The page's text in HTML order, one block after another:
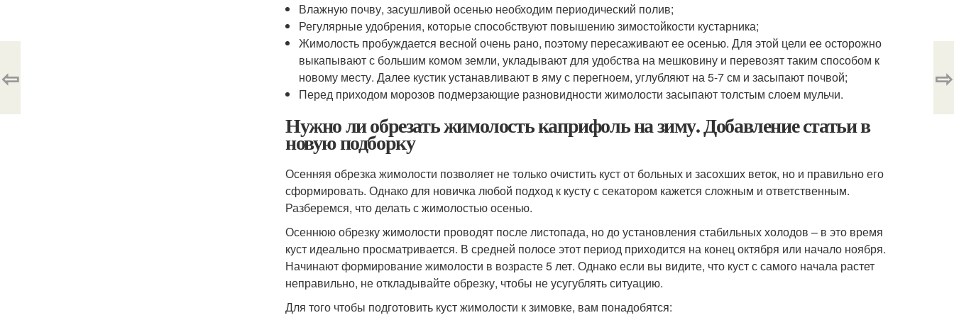
Влажную почву, засушливой осенью необходим периодический полив;
Регулярные удобрения, которые способствуют повышению зимостойкости кустарника;
Жимолость пробуждается весной очень рано, поэтому пересаживают ее осенью. Для этой цели ее осторожно
выкапывают с большим комом земли, укладывают для удобства на мешковину и перевозят таким способом к
новому месту. Далее кустик устанавливают в яму с перегноем, углубляют на 5-7 см и засыпают почвой;
Перед приходом морозов подмерзающие разновидности жимолости засыпают толстым слоем мульчи.
Нужно ли обрезать жимолость каприфоль на зиму. Добавление статьи в
новую подборку
Осенняя обрезка жимолости позволяет не только очистить куст от больных и засохших веток, но и правильно его
сформировать. Однако для новичка любой подход к кусту с секатором кажется сложным и ответственным.
Разберемся, что делать с жимолостью осенью.
Осеннюю обрезку жимолости проводят после листопада, но до установления стабильных холодов – в это время
куст идеально просматривается. В средней полосе этот период приходится на конец октября или начало ноября.
Начинают формирование жимолости в возрасте 5 лет. Однако если вы видите, что куст с самого начала растет
неправильно, не откладывайте обрезку, чтобы не усугублять ситуацию.
Для того чтобы подготовить куст жимолости к зимовке, вам понадобятся:
⇦ ⇨